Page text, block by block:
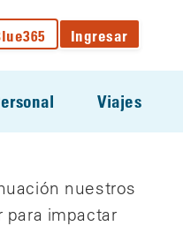
Ingresar
Viajes
nuestros
para impactar